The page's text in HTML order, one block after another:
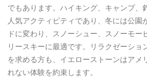
でもあります。ハイキング、キャンプ、
人気アクティビティであり、冬には公園
ドに変わり、スノーシュー、スノーモー
リースキーに最適です。リラクゼーショ
を求める方も、イエローストーンはアメ
れない体験を約束します。